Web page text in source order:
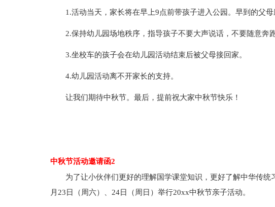
1.活动当天，家长将在早上9点前带孩子进入公园。早到的父母
2.保持幼儿园场地秩序，指导孩子不要大声说话，不要随意奔跑
3.坐校车的孩子会在幼儿园活动结束后被父母接回家。
4.幼儿园活动离不开家长的支持。
让我们期待中秋节。最后，提前祝大家中秋节快乐！
中秋节活动邀请函2
为了让小伙伴们更好的理解国学课堂知识，更好了解中华传
月23日（周六）、24日（周日）举行20xx中秋节亲子活动。